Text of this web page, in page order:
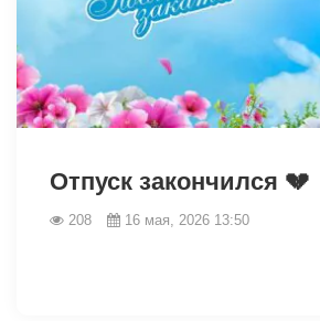
Отпуск закончился 💔
208 16 мая, 2026 13:50